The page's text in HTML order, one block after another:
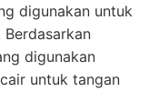
digunakan untuk
digunakan
untuk tangan